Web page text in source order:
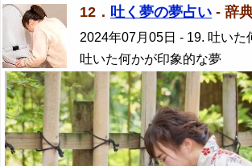
12． 吐く夢の夢占い - 辞
2024年07月05日 - 19. 吐いた
吐いた何かが印象的な夢